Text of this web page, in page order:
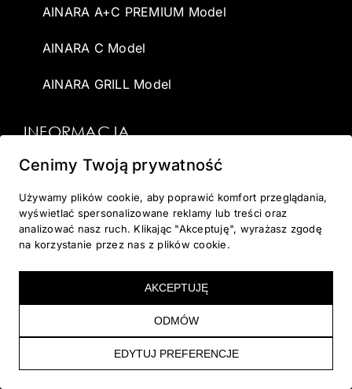
AINARA A+C PREMIUM Model
AINARA C Model
AINARA GRILL Model
INFORMACJA
O nas
Wirtualna sauna
Dostawa
Galeria
Kontakt
Cenimy Twoją prywatność
Używamy plików cookie, aby poprawić komfort przeglądania,
wyświetlać spersonalizowane reklamy lub treści oraz
analizować nasz ruch. Klikając "Akceptuję", wyrażasz zgodę
na korzystanie przez nas z plików cookie.
ODMÓW
EDYTUJ PREFERENCJE
AKCEPTUJĘ